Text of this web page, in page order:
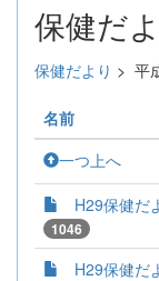
保健だ
保健だより > 平
名前
一つ上へ
H29保健だ
1046
H29保健だ